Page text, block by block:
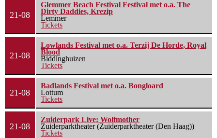
21-08
Glemmer Beach Festival Festival met o.a. The
Dirty Daddies, Krezip
Lemmer
Tickets
21-08
Lowlands Festival met o.a. Terzij De Horde, Royal
Blood
Biddinghuizen
Tickets
21-08
Badlands Festival met o.a. Bongloard
Lottum
Tickets
21-08
Zuiderpark Live: Wolfmother
Zuiderparktheater (Zuiderparktheater (Den Haag))
Tickets